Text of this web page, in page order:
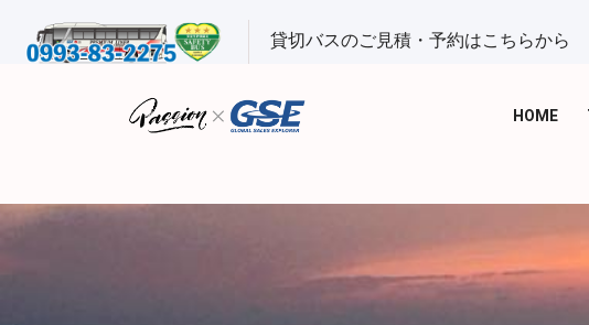
貸切バスのご見積・予約はこちらから
HOME